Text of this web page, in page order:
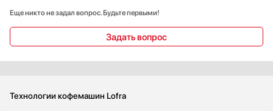
Еще никто не задал вопрос. Будьте первыми!
Задать вопрос
Технологии кофемашин Lofra